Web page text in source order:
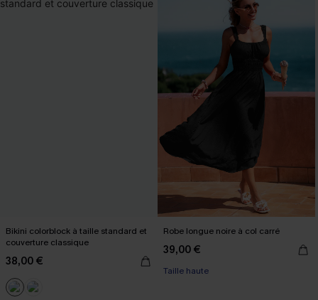
Bikini colorblock à taille standard et
couverture classique
38,00 €
Robe longue noire à col carré
39,00 €
Taille haute